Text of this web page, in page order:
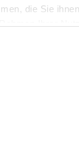
die Sie
5-Jahre-
Sicher. Im